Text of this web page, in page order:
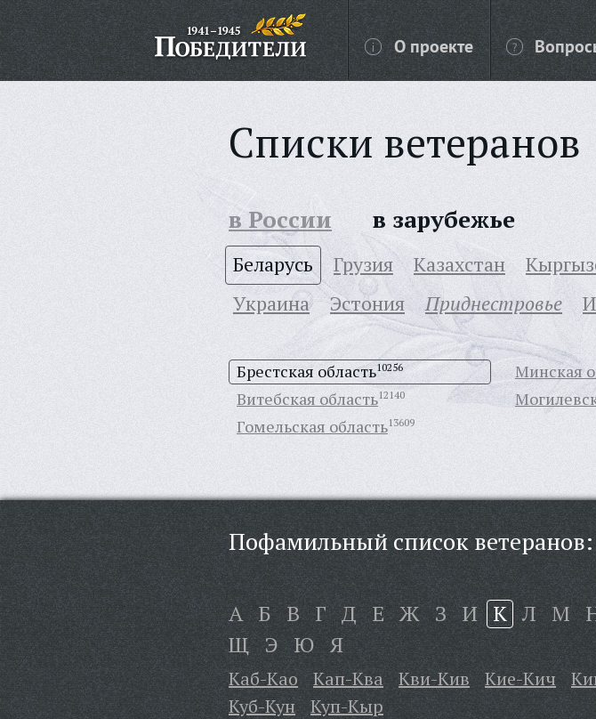
О проекте
Списки ветеранов
в России в зарубежье
Беларусь Грузия Казахстан
Украина
Эстония Приднестровье
Брестская область10256
Витебская область12140
Гомельская область13609
Минская
Пофамильный список ветеранов:
А Б В Г Д Е Ж З И К Л М
Щ Э Ю Я
Каб-Као Кап-Ква Кви-Кив Кие-Кич
Куб-Кун
Куп-Кыр